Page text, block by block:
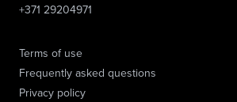
Terms of use
Frequently asked questions
Privacy policy
+371 29204971